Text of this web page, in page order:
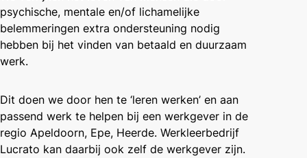
psychische, mentale en/of lichamelijke
belemmeringen extra ondersteuning nodig
hebben bij het vinden van betaald en duurzaam
werk.
Dit doen we door hen te ‘leren werken’ en aan
passend werk te helpen bij een werkgever in de
regio Apeldoorn, Epe, Heerde. Werkleerbedrijf
Lucrato kan daarbij ook zelf de werkgever zijn.